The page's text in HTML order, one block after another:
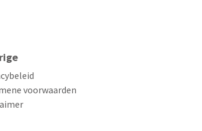
voorwaarden